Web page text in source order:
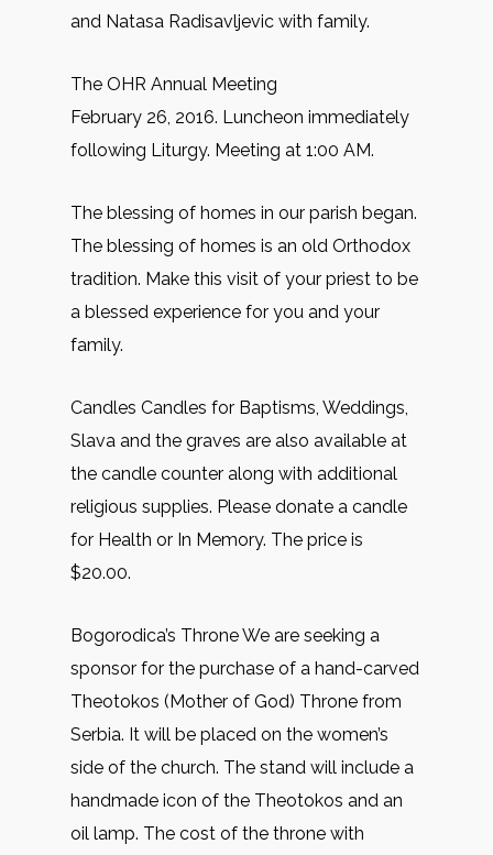
and Natasa Radisavljevic with family.
The OHR Annual Meeting
February 26, 2016. Luncheon immediately
following Liturgy. Meeting at 1:00 AM.
The blessing of homes in our parish began.
The blessing of homes is an old Orthodox
tradition. Make this visit of your priest to be
a blessed experience for you and your
family.
Candles Candles for Baptisms, Weddings,
Slava and the graves are also available at
the candle counter along with additional
religious supplies. Please donate a candle
for Health or In Memory. The price is
$20.00.
Bogorodica’s Throne We are seeking a
sponsor for the purchase of a hand-carved
Theotokos (Mother of God) Throne from
Serbia. It will be placed on the women’s
side of the church. The stand will include a
handmade icon of the Theotokos and an
oil lamp. The cost of the throne with